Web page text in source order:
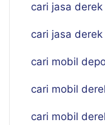
cari jasa
cari jasa
cari mobil
cari mobil
cari mobil